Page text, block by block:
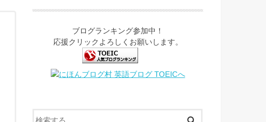
ブログランキング参加中！
応援クリックよろしくお願いします。